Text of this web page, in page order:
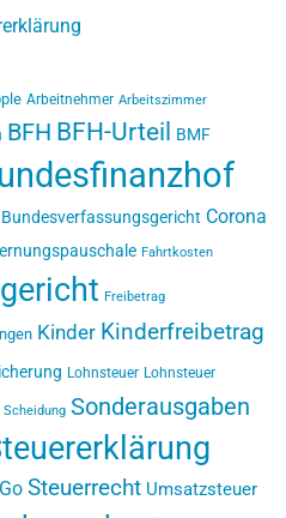
Arbeitnehmer Arbeitszimmer
BFH BFH-Urteil BMF
Bundesverfassungsgericht Corona
Fahrtkosten
Freibetrag
Kinder Kinderfreibetrag
Lohnsteuer Lohnsteuer
Scheidung Sonderausgaben
Steuerrecht Umsatzsteuer